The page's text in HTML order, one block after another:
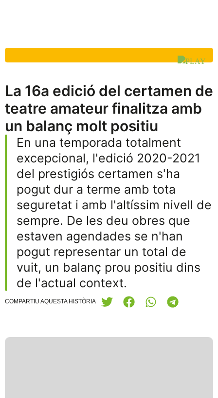
La 16a edició del certamen de
teatre amateur finalitza amb
un balanç molt positiu
En una temporada totalment
excepcional, l'edició 2020-2021
del prestigiós certamen s'ha
pogut dur a terme amb tota
seguretat i amb l'altíssim nivell de
sempre. De les deu obres que
estaven agendades se n'han
pogut representar un total de
vuit, un balanç prou positiu dins
de l'actual context.
COMPARTIU AQUESTA HISTÒRIA